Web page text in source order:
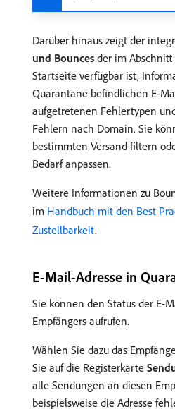
Darüber hinaus zeigt der
und Bounces der im Abschnitt
Startseite verfügbar ist,
Quarantäne befindlichen E-
aufgetretenen Fehlertypen
Fehlern nach Domain. Sie
bestimmten Versand filtern
Bedarf anpassen.
Weitere Informationen zu
im Handbuch mit den Best
Zustellbarkeit.
E-Mail-Adresse in
Sie können den Status der E-
Empfängers aufrufen.
Wählen Sie dazu das
Sie auf die Registerkarte
alle Sendungen an diesen
beispielsweise die Adresse